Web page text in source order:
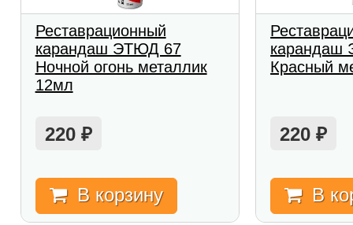
Реставрационный
карандаш ЭТЮД 67
Ночной огонь металлик
12мл
220 ₽
В корзину
карандаш
Красный
220₽
В